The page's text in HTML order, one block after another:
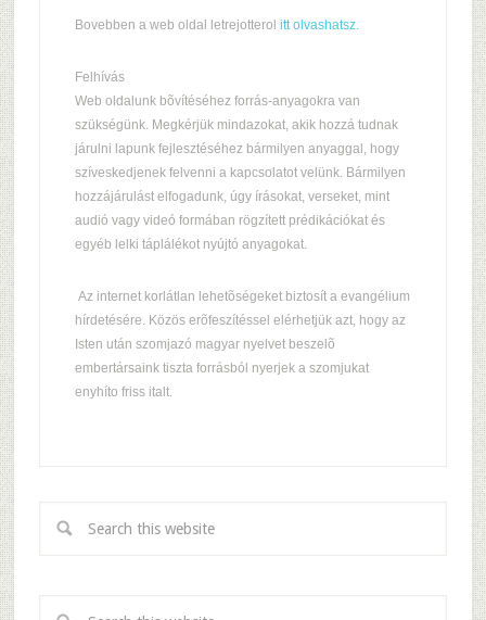
Bovebben a web oldal letrejotterol itt olvashatsz.
Felhívás
Web oldalunk bõvítéséhez forrás-anyagokra van
szükségünk. Megkérjük mindazokat, akik hozzá tudnak
járulni lapunk fejlesztéséhez bármilyen anyaggal, hogy
szíveskedjenek felvenni a kapcsolatot velünk. Bármilyen
hozzájárulást elfogadunk, úgy írásokat, verseket, mint
audió vagy videó formában rögzített prédikációkat és
egyéb lelki táplálékot nyújtó anyagokat.
Az internet korlátlan lehetõségeket biztosít a evangélium
hírdetésére. Közös erõfeszítéssel elérhetjük azt, hogy az
Isten után szomjazó magyar nyelvet beszelõ
embertársaink tiszta forrásból nyerjek a szomjukat
enyhíto friss italt.